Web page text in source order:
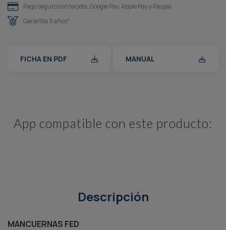
Pago seguro con tarjeta, Google Pay, Apple Pay y Paypal
Garantía 3 años*
FICHA EN PDF MANUAL
App compatible con este producto:
Descripción
MANCUERNAS FED